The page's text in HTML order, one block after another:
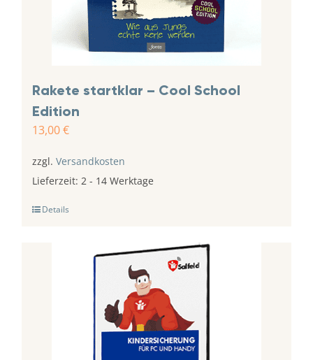
Rakete startklar – Cool School
Edition
13,00€
zzgl. Versandkosten
Lieferzeit: 2 - 14 Werktage
Details